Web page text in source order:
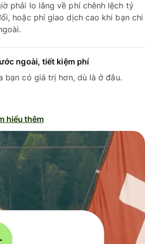
phải lo lắng về phí chênh lệch tỷ
hoặc phí giao dịch cao khi bạn chi
ngoài, tiết kiệm phí
bạn có giá trị hơn, dù là ở đâu.
hiểu thêm